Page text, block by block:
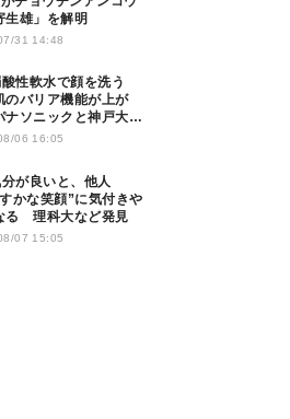
生雄」を解明
31 14:48
のバリア機能が上が
ソニックと神戸大が
06 16:05
かな笑顔”に気付きや
る 理科大など発見
07 15:05